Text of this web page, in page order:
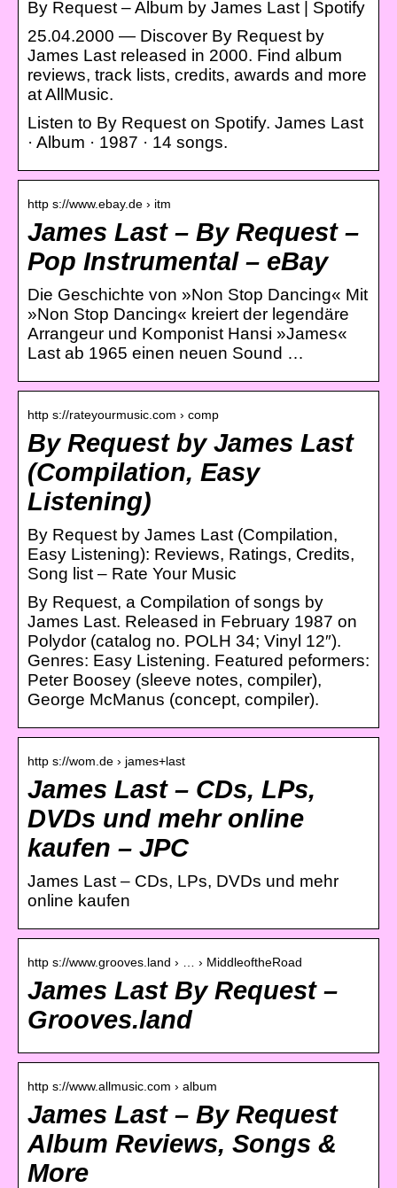
By Request – Album by James Last | Spotify
25.04.2000 — Discover By Request by
James Last released in 2000. Find album
reviews, track lists, credits, awards and more
at AllMusic.
Listen to By Request on Spotify. James Last
· Album · 1987 · 14 songs.
http s://www.ebay.de › itm
James Last – By Request –
Pop Instrumental – eBay
Die Geschichte von »Non Stop Dancing« Mit
»Non Stop Dancing« kreiert der legendäre
Arrangeur und Komponist Hansi »James«
Last ab 1965 einen neuen Sound …
http s://rateyourmusic.com › comp
By Request by James Last
(Compilation, Easy
Listening)
By Request by James Last (Compilation,
Easy Listening): Reviews, Ratings, Credits,
Song list – Rate Your Music
By Request, a Compilation of songs by
James Last. Released in February 1987 on
Polydor (catalog no. POLH 34; Vinyl 12″).
Genres: Easy Listening. Featured peformers:
Peter Boosey (sleeve notes, compiler),
George McManus (concept, compiler).
http s://wom.de › james+last
James Last – CDs, LPs,
DVDs und mehr online
kaufen – JPC
James Last – CDs, LPs, DVDs und mehr
online kaufen
http s://www.grooves.land › … › MiddleoftheRoad
James Last By Request –
Grooves.land
http s://www.allmusic.com › album
James Last – By Request
Album Reviews, Songs &
More